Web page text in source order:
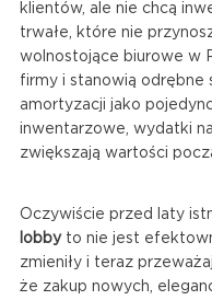
klientów, ale nie chcą
trwałe, które nie
wolnostojące biurowe w
firmy i stanowią odrębne
amortyzacji jako
inwentarzowe, wydatki
zwiększają wartości
Oczywiście przed laty
lobbyto nie jest
zmieniły i teraz
że zakup nowych,